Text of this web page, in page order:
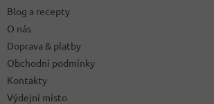
Blog a recepty
O nás
Doprava & platby
Obchodní podmínky
Kontakty
Výdejní místo